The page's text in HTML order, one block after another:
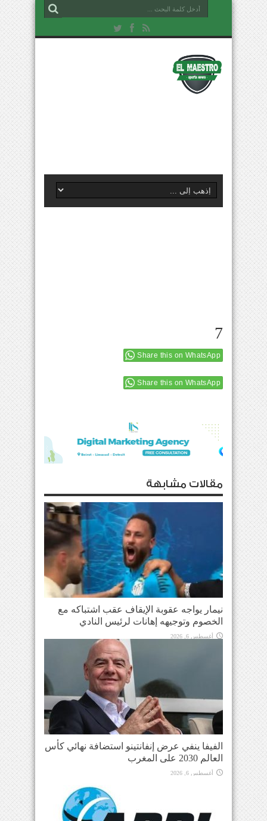
7
Share this on WhatsApp
Share this on WhatsApp
مقالات مشابهة
نيمار يواجه عقوبة الإيقاف عقب اشتباكه مع
الخصوم وتوجيهه إهانات لرئيس النادي
أغسطس 6, 2026
الفيفا ينفي عرض إنفانتينو استضافة نهائي كأس
العالم 2030 على المغرب
أغسطس 6, 2026